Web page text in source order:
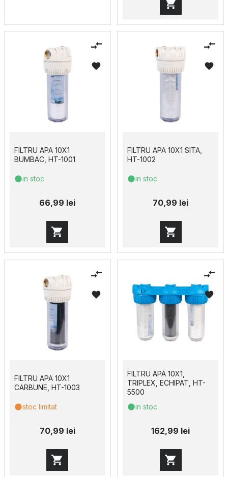
FILTRU APA 10X1
BUMBAC, HT-1001
in stoc
66,99 lei
FILTRU APA 10X1 SITA,
HT-1002
in stoc
70,99 lei
FILTRU APA 10X1
CARBUNE, HT-1003
stoc limitat
70,99 lei
FILTRU APA 10X1,
TRIPLEX, ECHIPAT, HT-
5500
in stoc
162,99 lei